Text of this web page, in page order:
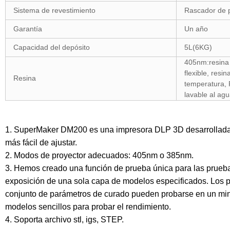
Sistema de revestimiento Rascador de
Garantía Un año
Capacidad del depósito 5L(6KG)
Resina
flexible,
temperatura,
lavable al
1. SuperMaker DM200 es una impresora DLP 3D
más fácil de ajustar.
2. Modos de proyector adecuados: 405nm o 385nm.
3. Hemos creado una función de prueba única para las
exposición de una sola capa de modelos especificados. Los
conjunto de parámetros de curado pueden probarse en un
modelos sencillos para probar el rendimiento.
4. Soporta archivo stl, igs, STEP.